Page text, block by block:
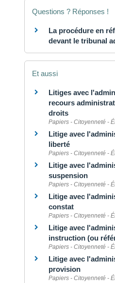
Questions ? Réponses !
La procédure en
devant le tribunal
Et aussi
Litiges avec
recours
droits
Papiers - Citoyenneté -
Litige avec
liberté
Papiers - Citoyenneté -
Litige avec
suspension
Papiers - Citoyenneté -
Litige avec
constat
Papiers - Citoyenneté -
Litige avec
instruction (ou
Papiers - Citoyenneté -
Litige avec
provision
Papiers - Citoyenneté -